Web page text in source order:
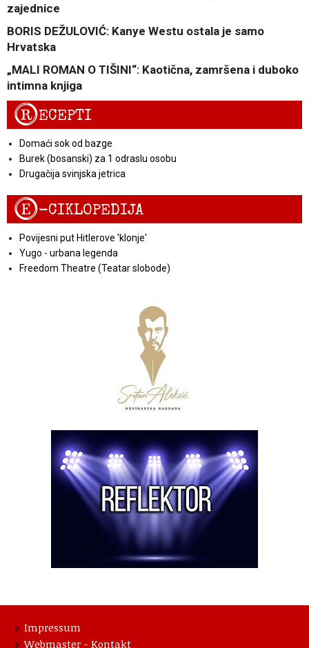
zajednice
BORIS DEŽULOVIĆ: Kanye Westu ostala je samo
Hrvatska
„MALI ROMAN O TIŠINI“: Kaotična, zamršena i duboko
intimna knjiga
RECEPTI
Domaći sok od bazge
Burek (bosanski) za 1 odraslu osobu
Drugačija svinjska jetrica
E-CIKLOPEDIJA
Povijesni put Hitlerove 'klonje'
Yugo - urbana legenda
Freedom Theatre (Teatar slobode)
Impressum
Webmaster - Kontakt